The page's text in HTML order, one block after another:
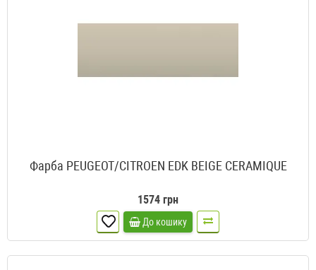
Фарба PEUGEOT/CITROEN EDK BEIGE CERAMIQUE
1574 грн
До кошику